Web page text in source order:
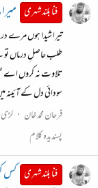
فنا بلند شہری
تیرا شیدا ہوں مرے
طلب حاصلِ درماں تو
تلاوت نہ کروں اے
سودائی دل کے
فرحان محمد خان
لڑی
پسندیدہ کلام
فنا بلند شہری کس